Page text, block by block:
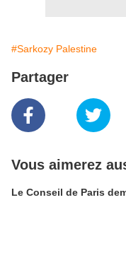
#Sarkozy Palestine
Partager
Vous aimerez
Le Conseil de Paris